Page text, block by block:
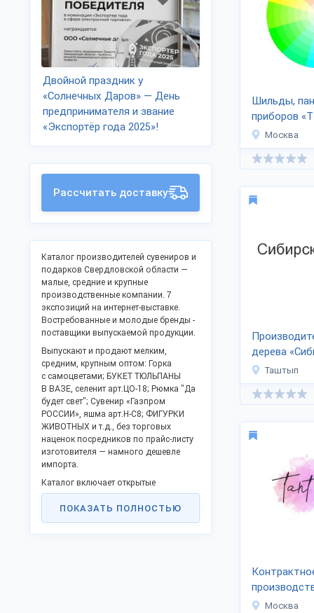
Шильды,
приборов
Москва
дерева
Таштып
косметики,
Москва
Двойной праздник у
«Солнечных Даров» — День
предпринимателя и звание
«Экспортёр года 2025»!
Рассчитать доставку
Каталог производителей сувениров и
подарков Свердловской области —
малые, средние и крупные
производственные компании. 7
экспозиций на интернет-выставке.
Востребованные и молодые бренды -
поставщики выпускаемой продукции.
Выпускают и продают мелким,
средним, крупным оптом: Горка
с самоцветами; БУКЕТ ТЮЛЬПАНЫ
В ВАЗЕ, селенит арт.ЦО-18; Рюмка "Да
будет свет"; Сувенир «Газпром
РОССИИ», яшма арт.Н-С8; ФИГУРКИ
ЖИВОТНЫХ и т.д., без торговых
наценок посредников по прайс-листу
изготовителя — намного дешевле
импорта.
Каталог включает открытые
контактные данные, официальный
сайт и дает возможность купить
продукцию оптом напрямую, стать
партнером в Вашем крае.
ПОКАЗАТЬ ПОЛНОСТЬЮ